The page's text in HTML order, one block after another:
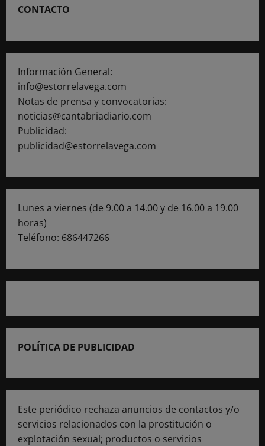
CONTACTO
Información General:
info@estorrelavega.com
Notas de prensa y convocatorias:
noticias@cantabriadiario.com
Publicidad:
publicidad@estorrelavega.com
Lunes a viernes (de 9.00 a 14.00 y de 16.00 a 19.00
horas)
Teléfono: 686447266
POLÍTICA DE PUBLICIDAD
Este periódico rechaza anuncios de contactos y/o
servicios relacionados con la prostitución o
explotación sexual; productos o servicios